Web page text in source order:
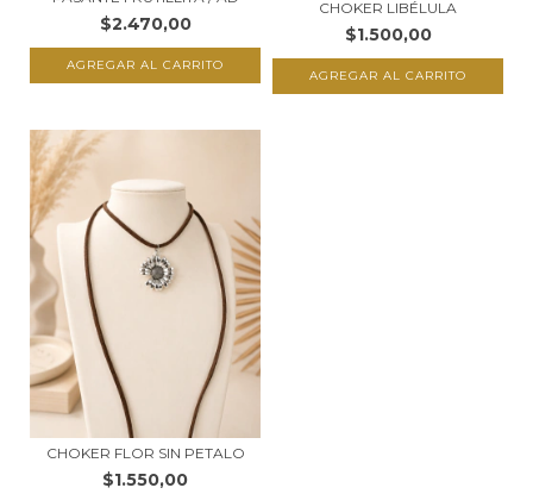
$2.470,00
CHOKER LIBÉLULA
$1.500,00
CHOKER FLOR SIN PETALO
$1.550,00